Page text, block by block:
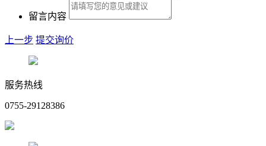
留言内容
上一步 提交询价
服务热线
0755-29128386